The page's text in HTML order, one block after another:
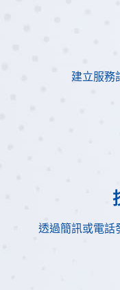
建立服務
透過簡訊或電話